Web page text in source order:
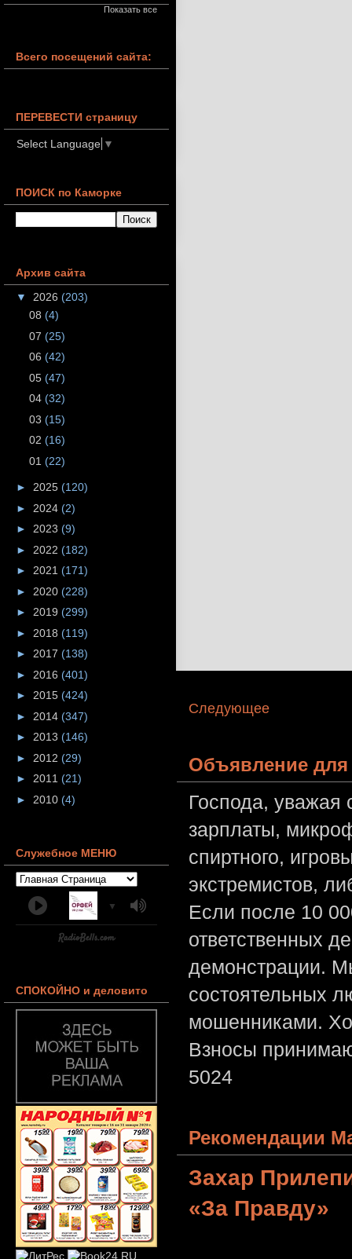
Следующее
Объявление для
Господа,
зарплаты,
спиртного,
экстремистов,
Если после 10
ответственных
демонстрации.
состоятельных
мошенниками.
Взносы
5024
Рекомендации
Захар
«За Правду»
Показать все
Всего посещений сайта:
ПЕРЕВЕСТИ страницу
Select Language ▼
ПОИСК по Каморке
Архив сайта
▼ 2026 (203)
08 (4)
07 (25)
06 (42)
05 (47)
04 (32)
03 (15)
02 (16)
01 (22)
► 2025 (120)
► 2024 (2)
► 2023 (9)
► 2022 (182)
► 2021 (171)
► 2020 (228)
► 2019 (299)
► 2018 (119)
► 2017 (138)
► 2016 (401)
► 2015 (424)
► 2014 (347)
► 2013 (146)
► 2012 (29)
► 2011 (21)
► 2010 (4)
Служебное МЕНЮ
▼
СПОКОЙНО и деловито